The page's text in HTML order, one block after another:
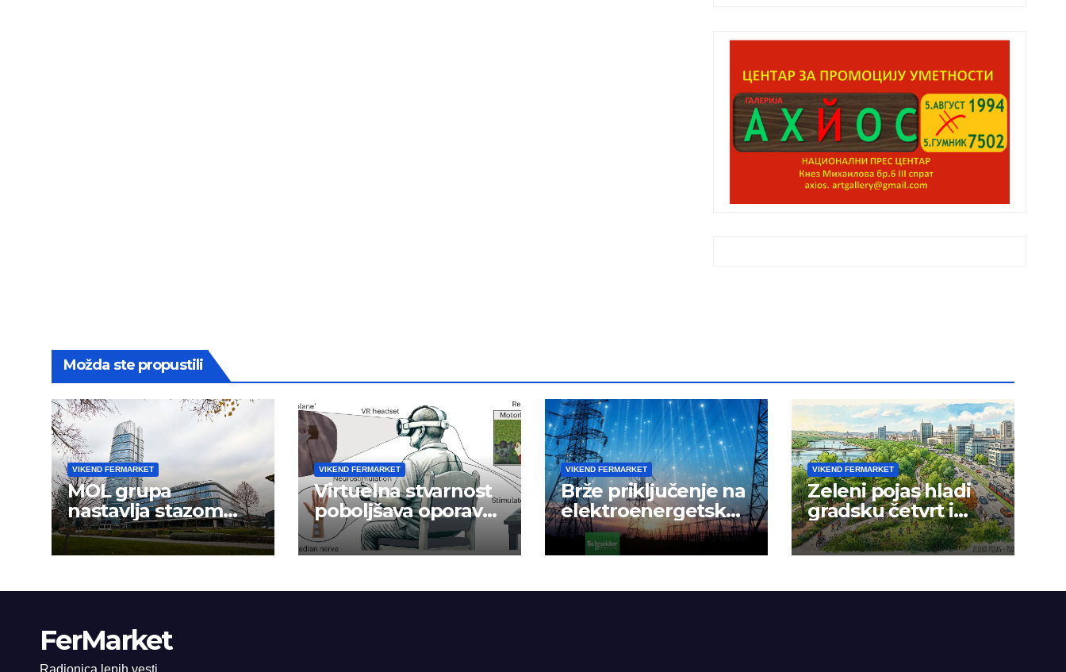
Možda ste propustili
VIKEND FERMARKET
MOL grupa
nastavlja stazom
uspeha
VIKEND FERMARKET
Virtuelna stvarnost
poboljšava oporavak
ruke nakon
moždanog udara
VIKEND FERMARKET
Brže priključenje na
elektroenergetsku
mrežu
VIKEND FERMARKET
Zeleni pojas hladi
gradsku četvrt i
okolinu
FerMarket
Radionica lepih vesti